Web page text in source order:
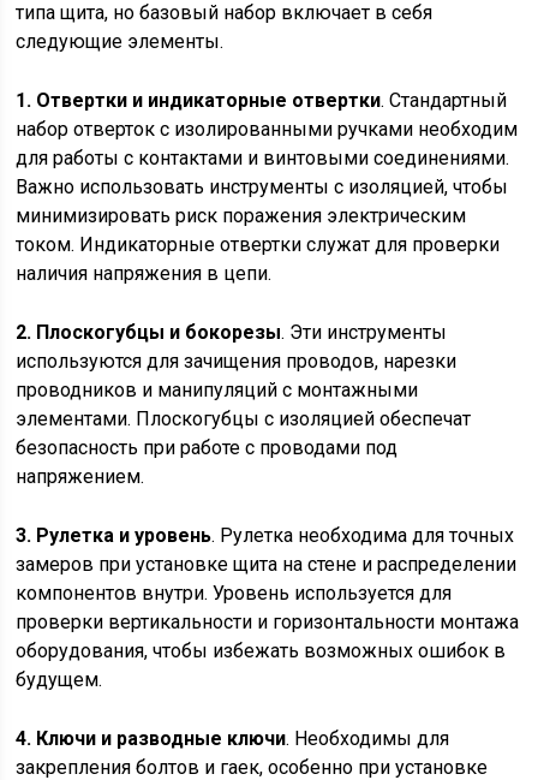
типа щита, но базовый набор включает в себя
следующие элементы.
1. Отвертки и индикаторные отвертки. Стандартный
набор отверток с изолированными ручками необходим
для работы с контактами и винтовыми соединениями.
Важно использовать инструменты с изоляцией, чтобы
минимизировать риск поражения электрическим
током. Индикаторные отвертки служат для проверки
наличия напряжения в цепи.
2. Плоскогубцы и бокорезы. Эти инструменты
используются для зачищения проводов, нарезки
проводников и манипуляций с монтажными
элементами. Плоскогубцы с изоляцией обеспечат
безопасность при работе с проводами под
напряжением.
3. Рулетка и уровень. Рулетка необходима для точных
замеров при установке щита на стене и распределении
компонентов внутри. Уровень используется для
проверки вертикальности и горизонтальности монтажа
оборудования, чтобы избежать возможных ошибок в
будущем.
4. Ключи и разводные ключи. Необходимы для
закрепления болтов и гаек, особенно при установке